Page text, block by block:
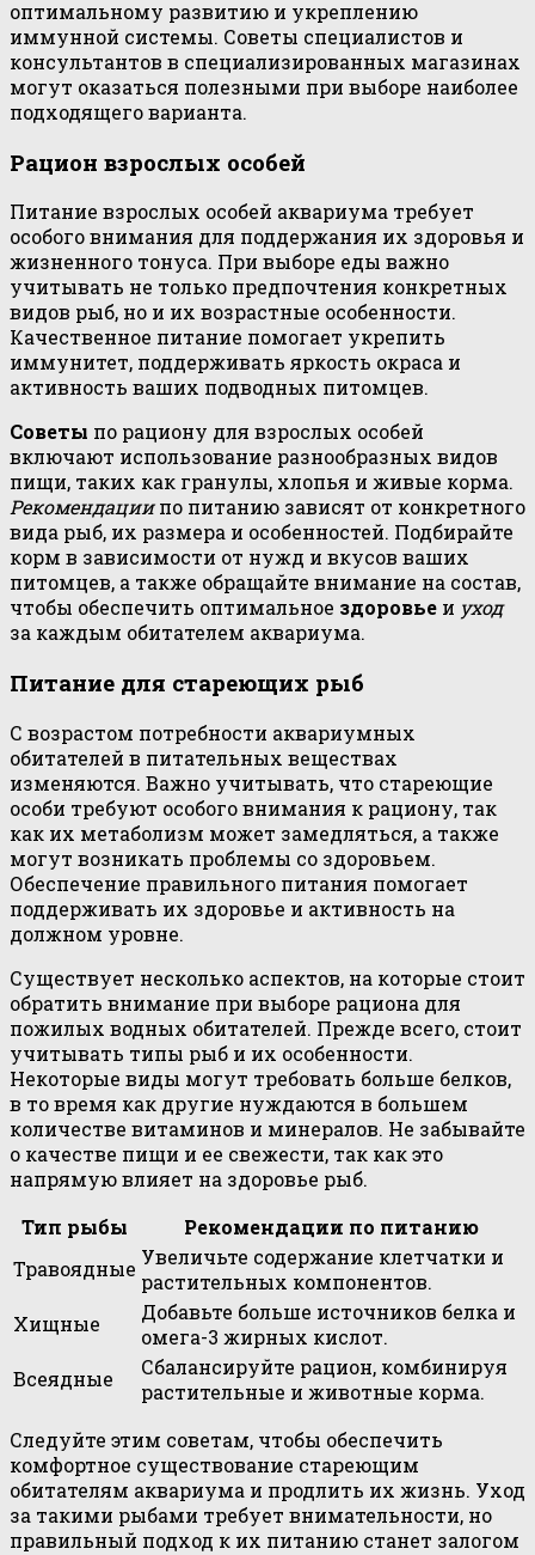
оптимальному развитию и укреплению
иммунной системы. Советы специалистов и
консультантов в специализированных магазинах
могут оказаться полезными при выборе наиболее
подходящего варианта.
Рацион взрослых особей
Питание взрослых особей аквариума требует
особого внимания для поддержания их здоровья и
жизненного тонуса. При выборе еды важно
учитывать не только предпочтения конкретных
видов рыб, но и их возрастные особенности.
Качественное питание помогает укрепить
иммунитет, поддерживать яркость окраса и
активность ваших подводных питомцев.
Советы по рациону для взрослых особей
включают использование разнообразных видов
пищи, таких как гранулы, хлопья и живые корма.
Рекомендациипо питанию зависят от конкретного
вида рыб, их размера и особенностей. Подбирайте
корм в зависимости от нужд и вкусов ваших
питомцев, а также обращайте внимание на состав,
чтобы обеспечить оптимальное здоровье и уход
за каждым обитателем аквариума.
Питание для стареющих рыб
С возрастом потребности аквариумных
обитателей в питательных веществах
изменяются. Важно учитывать, что стареющие
особи требуют особого внимания к рациону, так
как их метаболизм может замедляться, а также
могут возникать проблемы со здоровьем.
Обеспечение правильного питания помогает
поддерживать их здоровье и активность на
должном уровне.
Существует несколько аспектов, на которые стоит
обратить внимание при выборе рациона для
пожилых водных обитателей. Прежде всего, стоит
учитывать типы рыб и их особенности.
Некоторые виды могут требовать больше белков,
в то время как другие нуждаются в большем
количестве витаминов и минералов. Не забывайте
о качестве пищи и ее свежести, так как это
напрямую влияет на здоровье рыб.
Тип рыбы
Рекомендации по питанию
Травоядные Увеличьте содержание клетчатки и
растительных компонентов.
Хищные
Добавьте больше источников белка и
омега-3 жирных кислот.
Всеядные
Сбалансируйте рацион, комбинируя
растительные и животные корма.
Следуйте этим советам, чтобы обеспечить
комфортное существование стареющим
обитателям аквариума и продлить их жизнь. Уход
за такими рыбами требует внимательности, но
правильный подход к их питанию станет залогом